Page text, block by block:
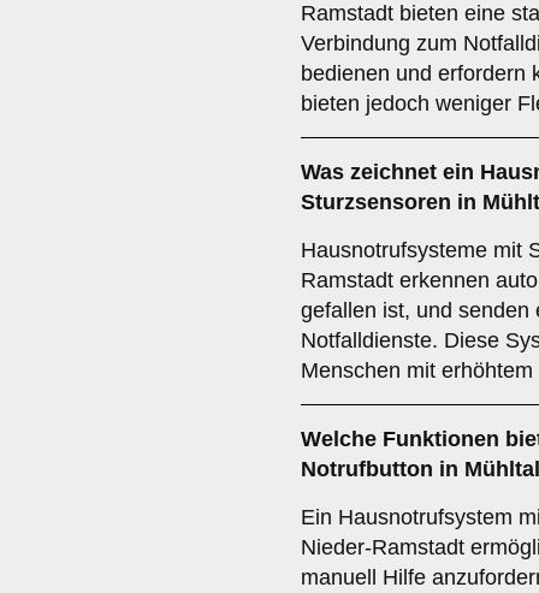
Ramstadt bieten eine
Verbindung zum
bedienen und erfordern
bieten jedoch weniger
Was zeichnet ein
Sturzsensoren in
Hausnotrufsysteme mit
Ramstadt erkennen
gefallen ist, und senden
Notfalldienste. Diese
Menschen mit
Welche Funktionen
Notrufbutton in
Ein Hausnotrufsystem
Nieder-Ramstadt
manuell Hilfe